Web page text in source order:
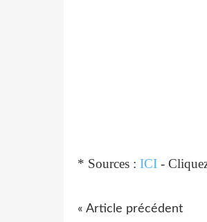
* Sources : ICI -
« Article précédent